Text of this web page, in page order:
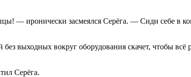
— иронически засмеялся Серёга. — Сиди себе в
выходных вокруг оборудования скачет, чтобы всё
Серёга.